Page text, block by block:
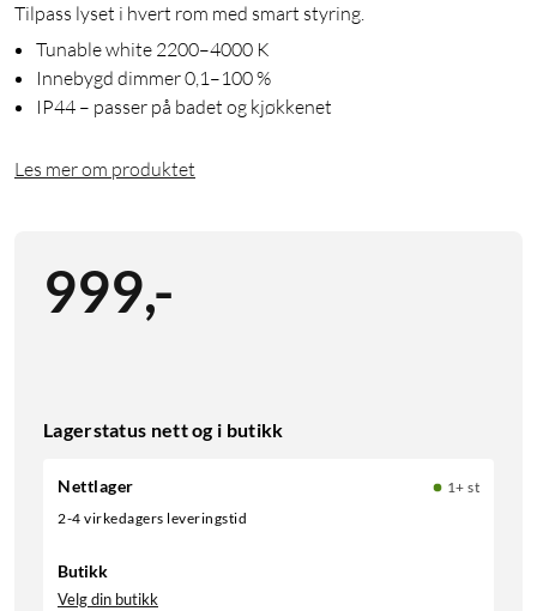
Tilpass lyset i hvert rom med smart styring.
Tunable white 2200–4000 K
Innebygd dimmer 0,1–100 %
IP44 – passer på badet og kjøkkenet
Les mer om produktet
999,-
Lagerstatus nett og i butikk
Nettlager
1+ st
2-4 virkedagers leveringstid
Butikk
Velg din butikk